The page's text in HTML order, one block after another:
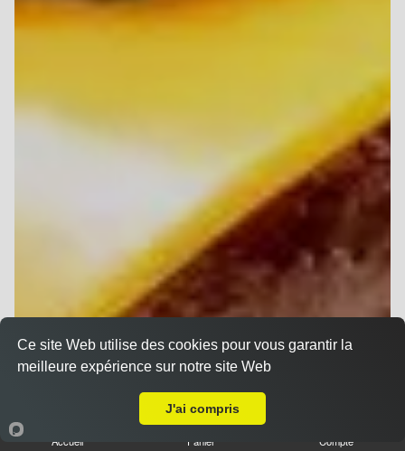
Accueil Panier Compte
Ce site Web utilise des cookies pour vous garantir la
meilleure expérience sur notre site Web
J'ai compris